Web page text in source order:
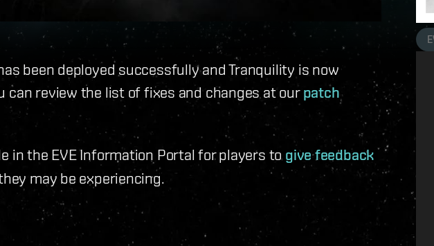
been deployed successfully and Tranquility is now
can review the list of fixes and changes at our patch
in the EVE Information Portal for players to give feedback
may be experiencing.